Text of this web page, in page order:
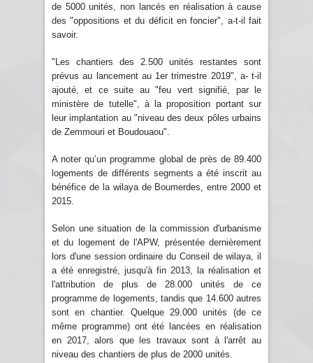
de 5000 unités, non lancés en réalisation à cause
des "oppositions et du déficit en foncier", a-t-il fait
savoir.
"Les chantiers des 2.500 unités restantes sont
prévus au lancement au 1er trimestre 2019", a- t-il
ajouté, et ce suite au "feu vert signifié, par le
ministère de tutelle", à la proposition portant sur
leur implantation au "niveau des deux pôles urbains
de Zemmouri et Boudouaou".
A noter qu’un programme global de près de 89.400
logements de différents segments a été inscrit au
bénéfice de la wilaya de Boumerdes, entre 2000 et
2015.
Selon une situation de la commission d'urbanisme
et du logement de l'APW, présentée dernièrement
lors d'une session ordinaire du Conseil de wilaya, il
a été enregistré, jusqu'à fin 2013, la réalisation et
l'attribution de plus de 28.000 unités de ce
programme de logements, tandis que 14.600 autres
sont en chantier. Quelque 29.000 unités (de ce
même programme) ont été lancées en réalisation
en 2017, alors que les travaux sont à l'arrêt au
niveau des chantiers de plus de 2000 unités.